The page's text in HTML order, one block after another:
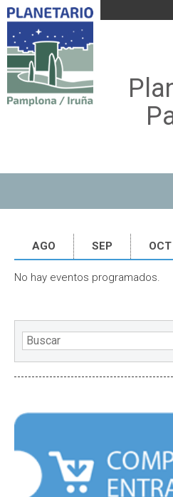
AGO SEP OCT
No hay eventos programados.